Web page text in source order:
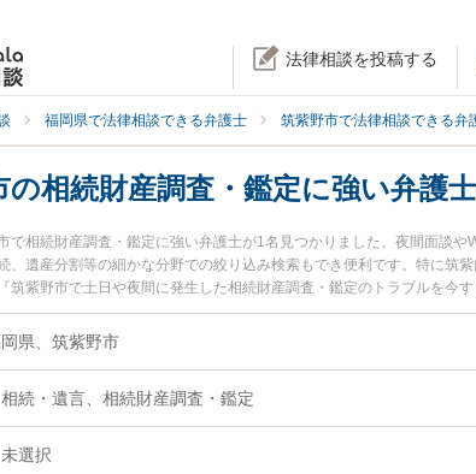
法律相談を投稿する
福岡県で法律相談できる弁護士 筑紫野市で法律相談できる弁
の相続財産調査・鑑定に強い弁護士
で相続財産調査・鑑定に強い弁護士が1名見つかりました。夜間面談
、遺産分割等の細かな分野での絞り込み検索もでき便利です。特に筑
筑紫野市で土日や夜間に発生した相続財産調査・鑑定のトラブルを今
『初回相談無料で相続財産調査・鑑定を法律相談できる筑紫野市内の
県、筑紫野市
相続・遺言、相続財産調査・鑑定
未選択